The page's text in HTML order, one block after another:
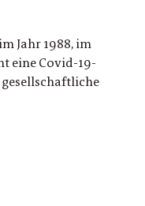
Jahr 1988, im
eine Covid-19-
gesellschaftliche